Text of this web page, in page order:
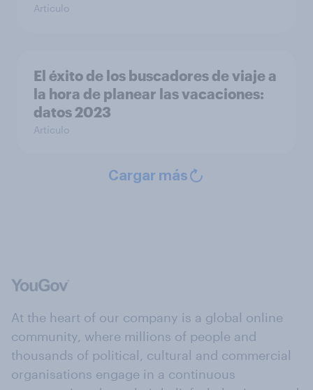
Artículo
El éxito de los buscadores de viaje a
la hora de planear las vacaciones:
datos 2023
Artículo
Cargar más
At the heart of our company is a global online
community, where millions of people and
thousands of political, cultural and commercial
organisations engage in a continuous